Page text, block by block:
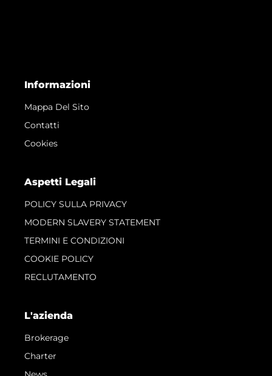
Informazioni
Mappa Del Sito
Contatti
Cookies
Aspetti Legali
POLICY SULLA PRIVACY
MODERN SLAVERY STATEMENT
TERMINI E CONDIZIONI
COOKIE POLICY
RECLUTAMENTO
L'azienda
Brokerage
Charter